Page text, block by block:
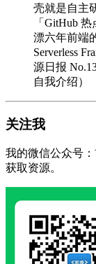
壳就是自主
「GitHub
漂六年前端
Serverless
源日报
自我介绍）
关注我
我的微信公众号
获取资源。